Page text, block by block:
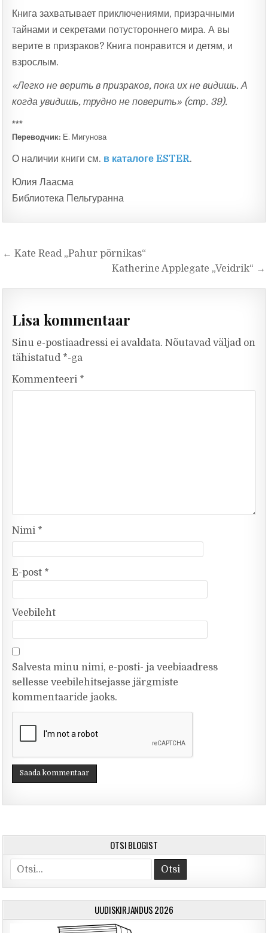
Книга захватывает приключениями, призрачными
тайнами и секретами потустороннего мира. А вы
верите в призраков? Книга понравится и детям, и
взрослым.
«Легко не верить в призраков, пока их не видишь. А
когда увидишь, трудно не поверить» (стр. 39).
***
Переводчик: Е. Мигунова
О наличии книги см. в каталоге ESTER.
Юлия Лаасма
Библиотека Пельгуранна
Navigeerimine
← Kate Read „Pahur põrnikas“
Katherine Applegate „Veidrik“ →
Lisa kommentaar
Sinu e-postiaadressi ei avaldata. Nõutavad väljad on
tähistatud *-ga
Kommenteeri *
Nimi *
E-post *
Veebileht
Salvesta minu nimi, e-posti- ja veebiaadress
sellesse veebilehitsejasse järgmiste
kommentaaride jaoks.
OTSI BLOGIST
Otsi
UUDISKIRJANDUS 2026